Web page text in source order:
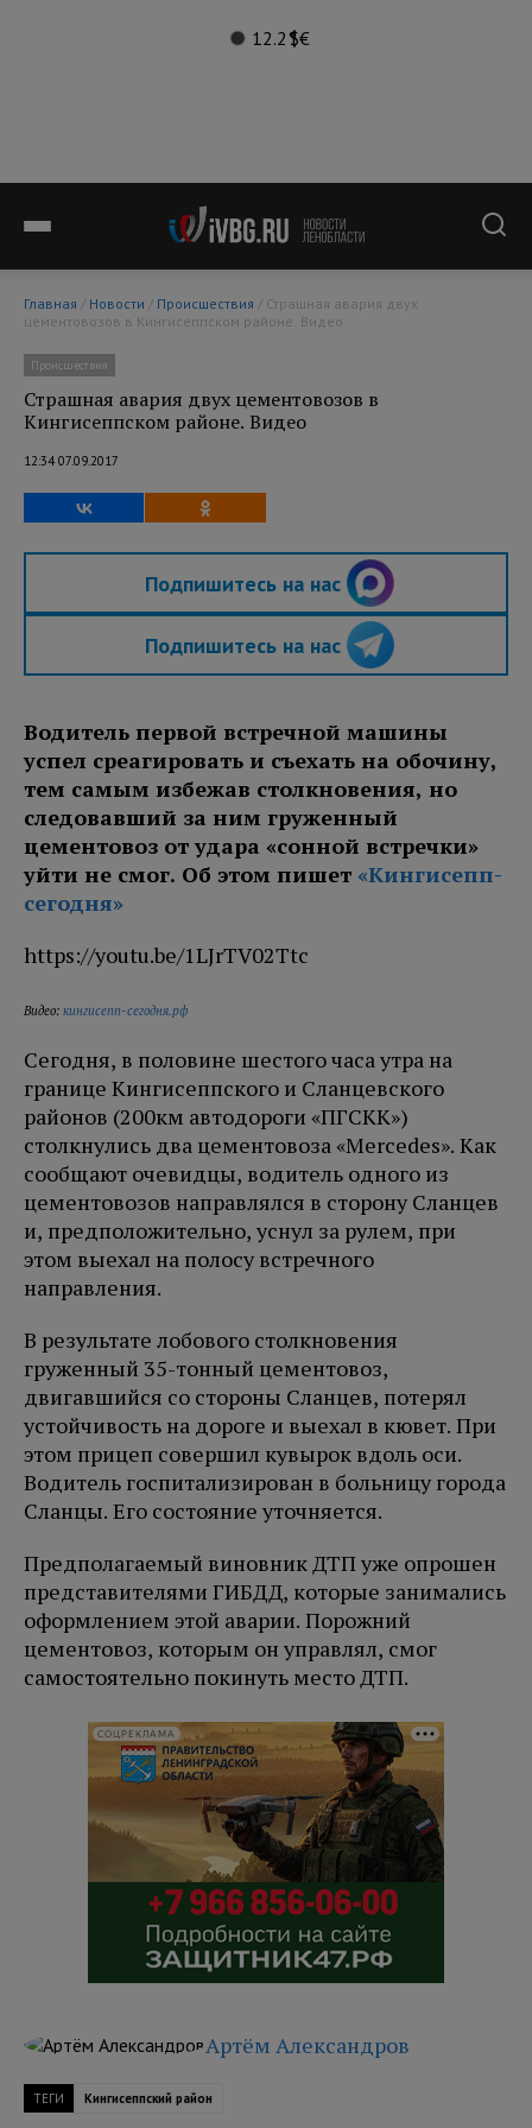
12.2°$€
Главная / Новости / Происшествия
цементовозов в Кингисеппском районе. Видео
Происшествия
Страшная авария двух цементовозов в
Кингисеппском районе. Видео
12:34 07.09.2017
Подпишитесь на нас
Подпишитесь на нас
Водитель первой встречной машины
успел среагировать и съехать на обочину,
тем самым избежав столкновения, но
следовавший за ним груженный
цементовоз от удара «сонной встречки»
уйти не смог. Об этом пишет «Кингисепп-
сегодня»
https://youtu.be/1LJrTV02Ttc
Видео: кингисепп-сегодня.рф
Сегодня, в половине шестого часа утра на
границе Кингисеппского и Сланцевского
районов (200км автодороги «ПГСКК»)
столкнулись два цементовоза «Mercedes». Как
сообщают очевидцы, водитель одного из
цементовозов направлялся в сторону Сланцев
и, предположительно, уснул за рулем, при
этом выехал на полосу встречного
направления.
В результате лобового столкновения
груженный 35-тонный цементовоз,
двигавшийся со стороны Сланцев, потерял
устойчивость на дороге и выехал в кювет. При
этом прицеп совершил кувырок вдоль оси.
Водитель госпитализирован в больницу города
Сланцы. Его состояние уточняется.
Предполагаемый виновник ДТП уже опрошен
представителями ГИБДД, которые занимались
оформлением этой аварии. Порожний
цементовоз, которым он управлял, смог
самостоятельно покинуть место ДТП.
СОЦРЕКЛАМА
Артём Александров
ТЕГИ Кингисеппский район